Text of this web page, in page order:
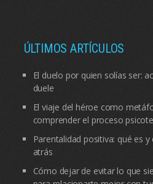
ÚLTIMOS ARTÍCULOS
El duelo por quien solías ser:
duele
El viaje del héroe como
comprender el proceso
Parentalidad positiva: qué es
atrás
Cómo dejar de evitar lo que